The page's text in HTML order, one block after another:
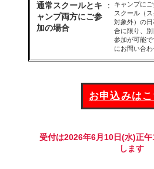
通常スクールとキ
ャンプ両方にご参
加の場合
：
キャンプに
スクール（
対象外）の
合に限り、
参加が可能
にお問い合わ
お申込みは
受付は2026年6月10日(水)正
します